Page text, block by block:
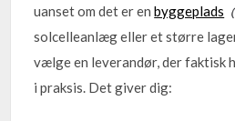
uanset om det er enbyggeplads
solcelleanlæg eller et større
vælge en leverandør, der faktisk
i praksis. Det giver dig: